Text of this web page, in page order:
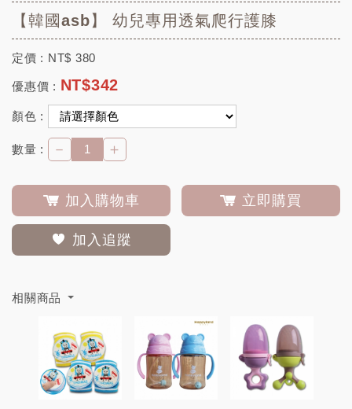
【韓國asb】 幼兒專用透氣爬行護膝
定價 : NT$ 380
優惠價 : NT$342
顏色 :
數量 : － ＋
加入購物車 立即購買
加入追蹤
相關商品